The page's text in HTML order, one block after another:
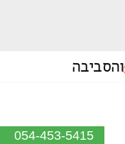
והסביבה
054-453-5415